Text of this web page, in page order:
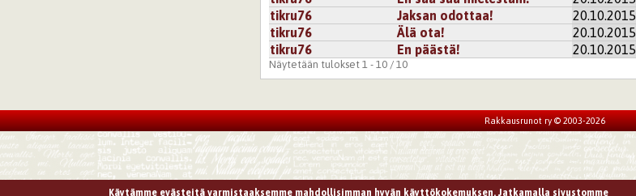
tikru76
Jaksan odottaa! 20.10.2015
tikru76
Älä ota! 20.10.2015
tikru76
En päästä! 20.10.2015
Näytetään tulokset 1 - 10 / 10
Rakkausrunot ry © 2003-2026
Käytämme evästeitä varmistaaksemme mahdollisimman hyvän käyttökokemuksen. Jatkamalla sivustomme